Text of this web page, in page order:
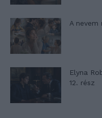
A nevem
Elyna
12. rész